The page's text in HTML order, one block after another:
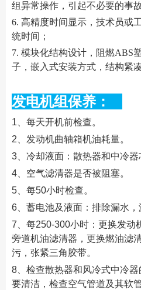
组异常操作，引起不必要的事故
6. 高精度时间显示，技术员或
统时间；
7. 模块化结构设计，阻燃ABS
子，嵌入式安装方式，结构紧
发电机组保养：
1、每天开机前检查。
2、发动机曲轴箱机油耗量。
3、冷却液面：散热器和中冷器
4、空气滤清器是否被阻塞。
5、每50小时检查。
6、蓄电池及液面：排除漏水，
7、每250-300小时：更换发动
旁道机油滤清器，更换燃油滤
污，张紧三角胶带。
8、检查散热器和风冷式中冷
要清洁，检查空气管道及其软